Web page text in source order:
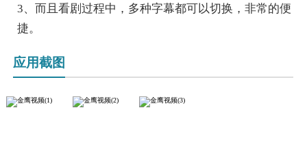
3、而且看剧过程中，多种字幕都可以切换，非常的便
捷。
应用截图